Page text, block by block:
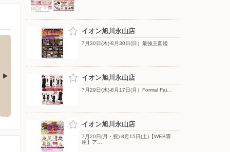
のなつや
8月6日(木)-31日(月）2027年モデ
ル ランドセル
8月1日(土)-16日(日）2026イオン
イオン旭川永山店
7月30日(木)-8月30日(日）最強王図鑑
イオン旭川永山店
7月29日(水)-8月17日(月）Formal Fai…
イオン旭川永山店
7月20日(月・祝)-8月15日(土)【WEB専
用】ア…